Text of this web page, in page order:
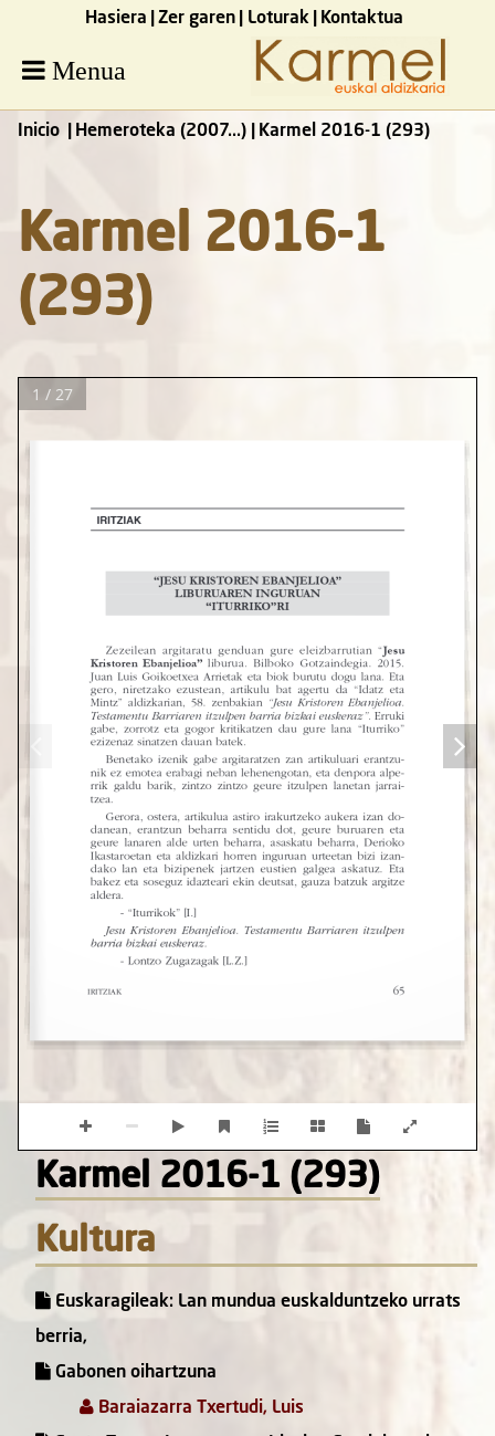
Hasiera Zer garen Loturak Kontaktua
Menua
Inicio Hemeroteka (2007...) Karmel 2016-1 (293)
Karmel 2016-1
(293)
1 / 27
Karmel 2016-1 (293)
Kultura
Euskaragileak: Lan mundua euskalduntzeko urrats
berria,
Gabonen oihartzuna
Baraiazarra Txertudi, Luis